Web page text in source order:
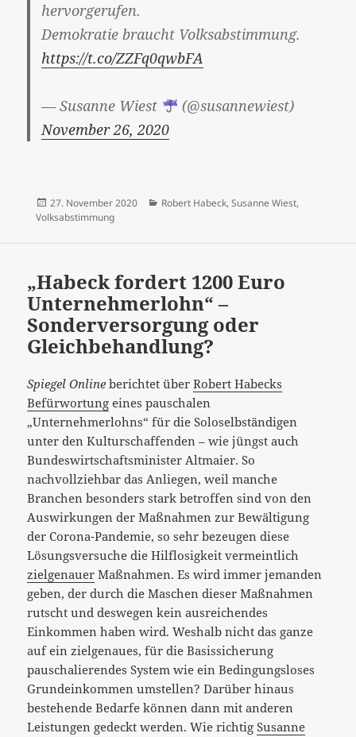
hervorgerufen.
Demokratie braucht Volksabstimmung.
https://t.co/ZZFq0qwbFA
— Susanne Wiest
(@susannewiest)
November 26, 2020
Veröffentlicht
am
27. November 2020 Kategorien
Robert Habeck, Susanne Wiest,
Volksabstimmung
„Habeck fordert 1200 Euro
Unternehmerlohn“ –
Sonderversorgung oder
Gleichbehandlung?
Spiegel Online berichtet überRobert Habecks
Befürwortung eines pauschalen
„Unternehmerlohns“ für die Soloselbständigen
unter den Kulturschaffenden – wie jüngst auch
Bundeswirtschaftsminister Altmaier. So
nachvollziehbar das Anliegen, weil manche
Branchen besonders stark betroffen sind von den
Auswirkungen der Maßnahmen zur Bewältigung
der Corona-Pandemie, so sehr bezeugen diese
Lösungsversuche die Hilflosigkeit vermeintlich
zielgenauer Maßnahmen. Es wird immer jemanden
geben, der durch die Maschen dieser Maßnahmen
rutscht und deswegen kein ausreichendes
Einkommen haben wird. Weshalb nicht das ganze
auf ein zielgenaues, für die Basissicherung
pauschalierendes System wie ein Bedingungsloses
Grundeinkommen umstellen? Darüber hinaus
bestehende Bedarfe können dann mit anderen
Leistungen gedeckt werden. Wie richtigSusanne